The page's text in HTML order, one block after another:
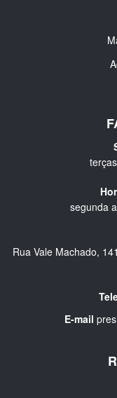
segunda
Rua Vale Machado,
E-mail